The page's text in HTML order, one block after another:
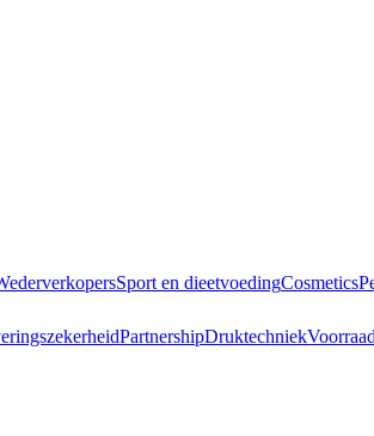
Sport en dieetvoedingCosmetics
PartnershipDruktechniek